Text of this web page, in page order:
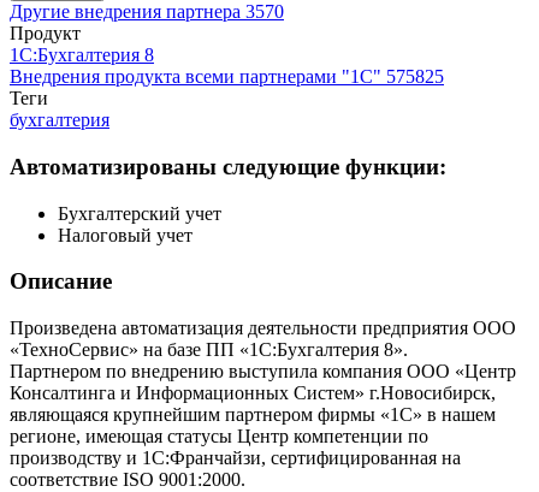
Другие внедрения партнера 3570
Продукт
1С:Бухгалтерия 8
Внедрения продукта всеми партнерами "1С" 575825
Теги
бухгалтерия
Автоматизированы следующие функции:
Бухгалтерский учет
Налоговый учет
Описание
Произведена автоматизация деятельности предприятия ООО
«ТехноСервис» на базе ПП «1С:Бухгалтерия 8».
Партнером по внедрению выступила компания ООО «Центр
Консалтинга и Информационных Систем» г.Новосибирск,
являющаяся крупнейшим партнером фирмы «1С» в нашем
регионе, имеющая статусы Центр компетенции по
производству и 1С:Франчайзи, сертифицированная на
соответствие ISO 9001:2000.